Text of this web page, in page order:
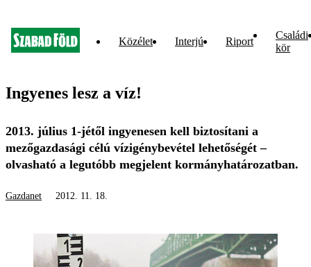
Közélet Interjú Riport
Családi
kör
Ingyenes lesz a víz!
2013. július 1-jétől ingyenesen kell biztosítani a
mezőgazdasági célú vízigénybevétel lehetőségét –
olvasható a legutóbb megjelent kormányhatározatban.
Gazdanet 2012. 11. 18.